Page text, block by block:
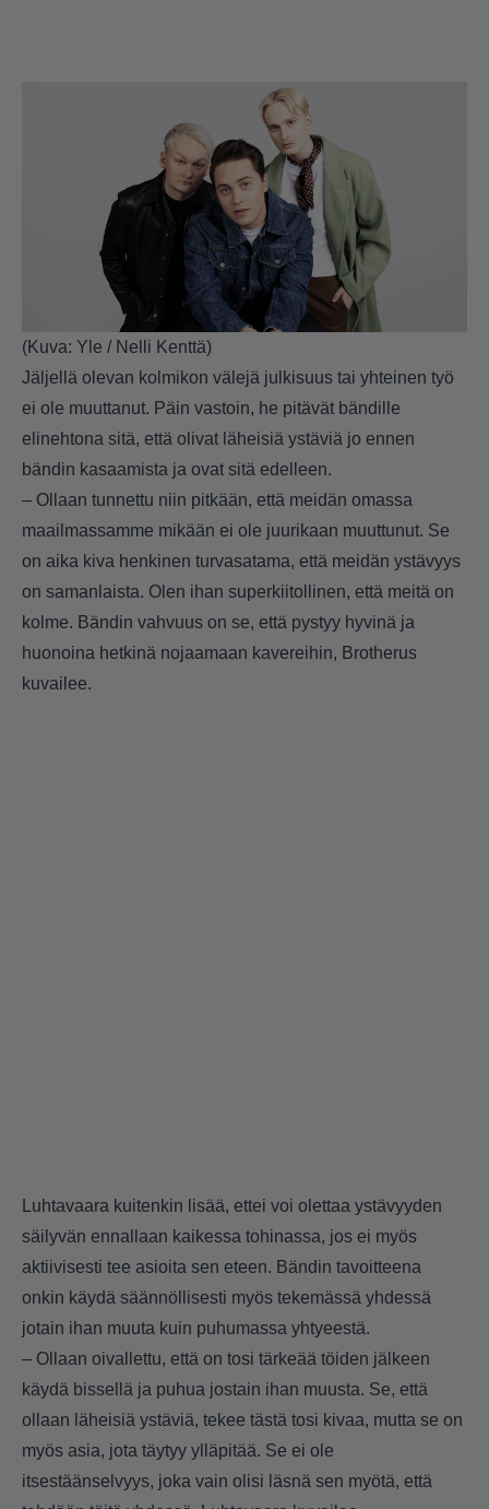
(Kuva: Yle / Nelli Kenttä)
Jäljellä olevan kolmikon välejä julkisuus tai yhteinen työ
ei ole muuttanut. Päin vastoin, he pitävät bändille
elinehtona sitä, että olivat läheisiä ystäviä jo ennen
bändin kasaamista ja ovat sitä edelleen.
– Ollaan tunnettu niin pitkään, että meidän omassa
maailmassamme mikään ei ole juurikaan muuttunut. Se
on aika kiva henkinen turvasatama, että meidän ystävyys
on samanlaista. Olen ihan superkiitollinen, että meitä on
kolme. Bändin vahvuus on se, että pystyy hyvinä ja
huonoina hetkinä nojaamaan kavereihin, Brotherus
kuvailee.
Luhtavaara kuitenkin lisää, ettei voi olettaa ystävyyden
säilyvän ennallaan kaikessa tohinassa, jos ei myös
aktiivisesti tee asioita sen eteen. Bändin tavoitteena
onkin käydä säännöllisesti myös tekemässä yhdessä
jotain ihan muuta kuin puhumassa yhtyeestä.
– Ollaan oivallettu, että on tosi tärkeää töiden jälkeen
käydä bissellä ja puhua jostain ihan muusta. Se, että
ollaan läheisiä ystäviä, tekee tästä tosi kivaa, mutta se on
myös asia, jota täytyy ylläpitää. Se ei ole
itsestäänselvyys, joka vain olisi läsnä sen myötä, että